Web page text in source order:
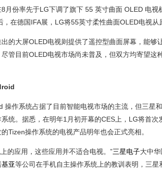
月份率先于LG下调了旗下 55 英寸曲面 OLED 电
，在德国IFA展，LG将55英寸柔性曲面OLED电视从
的大屏OLED电视则提供了遥控型曲面屏幕，能够
管目前OLED电视市场尚未普及，但双方均寄望这
操作系统占据了目前智能电视市场的主流，但三星
统。据悉，在明年1月初开幕的CES上，LG将首次
Tizen操作系统的电视产品明年也会正式亮相。
的应用，这些应用并不适合电视。”三星电子大中华
基亚等公司在手机自主操作系统上的教训表明，三